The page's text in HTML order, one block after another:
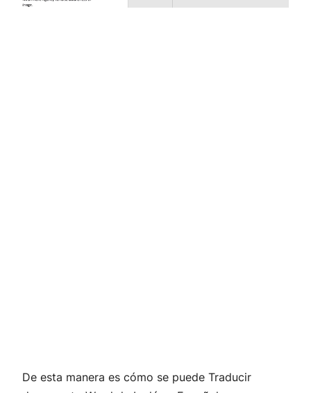
De esta manera es cómo se puede Traducir